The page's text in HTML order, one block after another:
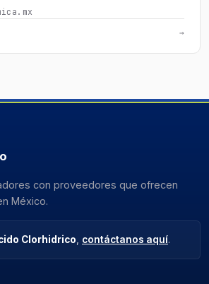
→
con proveedores que ofrecen
México.
Clorhidrico contáctanos aquí.